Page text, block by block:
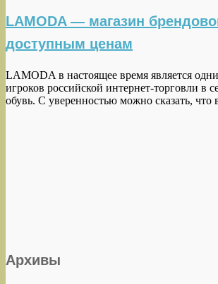
LAMODA — магазин
доступным ценам
LAMODA в настоящее время является
игроков российской интернет-торговли в
обувь. С уверенностью можно сказать,
Архивы